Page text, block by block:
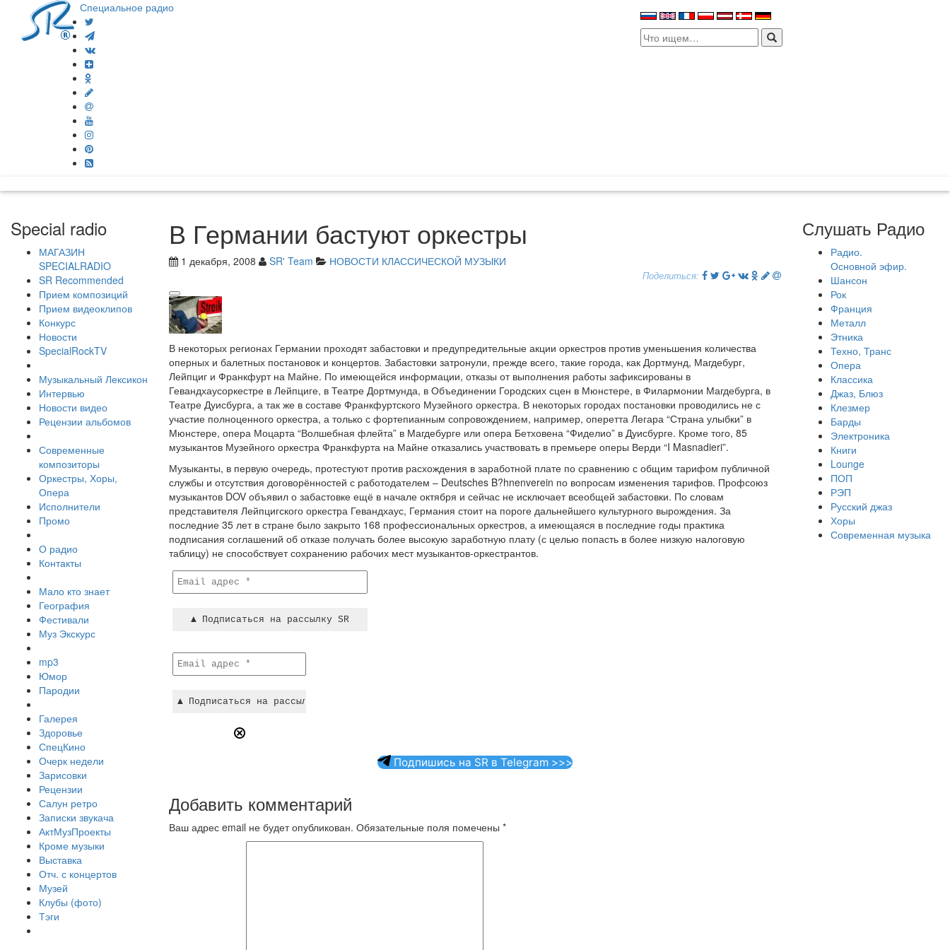
Специальное радио
Search
for:
Special radio
МАГАЗИН
SPECIALRADIO
SR Recommended
Прием композиций
Прием видеоклипов
Конкурс
Новости
SpecialRockTV
Музыкальный Лексикон
Интервью
Новости видео
Рецензии альбомов
Современные
композиторы
Оркестры, Хоры,
Опера
Исполнители
Промо
О радио
Контакты
Мало кто знает
География
Фестивали
Муз Экскурс
mp3
Юмор
Пародии
Галерея
Здоровье
СпецКино
Очерк недели
Зарисовки
Рецензии
Салун ретро
Записки звукача
АктМузПроекты
Кроме музыки
Выставка
Отч. с концертов
Музей
Клубы (фото)
Тэги
В Германии бастуют оркестры
1 декабря, 2008 SR' Team НОВОСТИ КЛАССИЧЕСКОЙ МУЗЫКИ
Поделиться:
В некоторых регионах Германии проходят забастовки и предупредительные акции оркестров против уменьшения количества
оперных и балетных постановок и концертов. Забастовки затронули, прежде всего, такие города, как Дортмунд, Магдебург,
Лейпциг и Франкфурт на Майне. По имеющейся информации, отказы от выполнения работы зафиксированы в
Гевандхаусоркестре в Лейпциге, в Театре Дортмунда, в Объединении Городских сцен в Мюнстере, в Филармонии Магдебурга, в
Театре Дуисбурга, а так же в составе Франкфуртского Музейного оркестра. В некоторых городах постановки проводились не с
участие полноценного оркестра, а только с фортепианным сопровождением, например, оперетта Легара “Страна улыбки” в
Мюнстере, опера Моцарта “Волшебная флейта” в Магдебурге или опера Бетховена “Фиделио” в Дуисбурге. Кроме того, 85
музыкантов Музейного оркестра Франкфурта на Майне отказались участвовать в премьере оперы Верди “I Masnadieri”.
Музыканты, в первую очередь, протестуют против расхождения в заработной плате по сравнению с общим тарифом публичной
службы и отсутствия договорённостей с работодателем – Deutsches B?hnenverein по вопросам изменения тарифов. Профсоюз
музыкантов DOV объявил о забастовке ещё в начале октября и сейчас не исключает всеобщей забастовки. По словам
представителя Лейпцигского оркестра Гевандхаус, Германия стоит на пороге дальнейшего культурного вырождения. За
последние 35 лет в стране было закрыто 168 профессиональных оркестров, а имеющаяся в последние годы практика
подписания соглашений об отказе получать более высокую заработную плату (с целью попасть в более низкую налоговую
таблицу) не способствует сохранению рабочих мест музыкантов-оркестрантов.
Подпишись на SR в Telegram >>>
Добавить комментарий
Ваш адрес email не будет опубликован. Обязательные поля помечены *
Слушать Радио
Радио.
Основной эфир.
Шансон
Рок
Франция
Металл
Этника
Техно, Транс
Опера
Классика
Джаз, Блюз
Клезмер
Барды
Электроника
Книги
Lounge
ПОП
РЭП
Русский джаз
Хоры
Современная музыка